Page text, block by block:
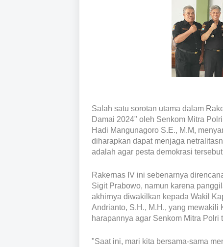
Salah satu sorotan utama dalam
Damai 2024" oleh Senkom Mitra
Hadi Mangunagoro S.E., M.M,
diharapkan dapat menjaga
adalah agar pesta demokrasi
Rakernas IV ini sebenarnya
Sigit Prabowo, namun karena
akhirnya diwakilkan kepada Wakil
Andrianto, S.H., M.H., yang
harapannya agar Senkom Mitra
"Saat ini, mari kita bersama-sama